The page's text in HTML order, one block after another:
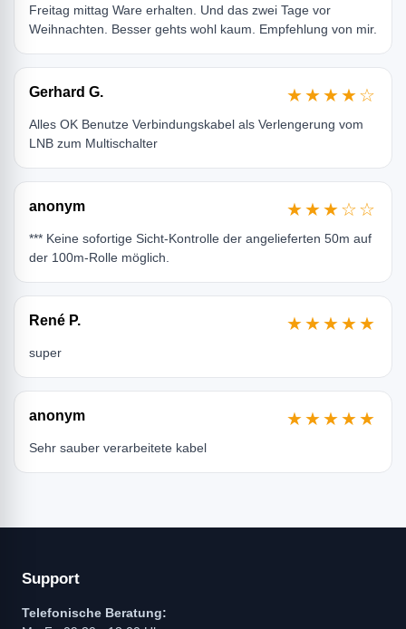
Freitag mittag Ware erhalten. Und das zwei Tage vor
Weihnachten. Besser gehts wohl kaum. Empfehlung von mir.
Gerhard G. ★★★★☆
Alles OK Benutze Verbindungskabel als Verlengerung vom
LNB zum Multischalter
anonym ★★★☆☆
*** Keine sofortige Sicht-Kontrolle der angelieferten 50m auf
der 100m-Rolle möglich.
René P. ★★★★★
super
anonym ★★★★★
Sehr sauber verarbeitete kabel
Support
Telefonische Beratung: